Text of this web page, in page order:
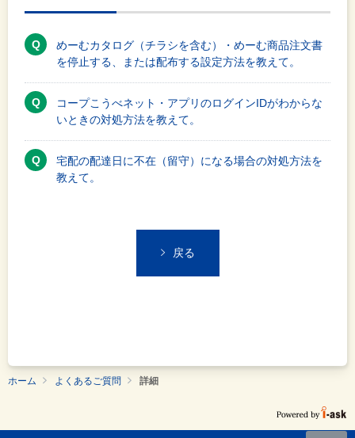
めーむカタログ（チラシを含む）・めーむ商品注文書
を停止する、または配布する設定方法を教えて。
コープこうべネット・アプリのログインIDがわからな
いときの対処方法を教えて。
宅配の配達日に不在（留守）になる場合の対処方法を
教えて。
戻る
ホーム よくあるご質問 詳細